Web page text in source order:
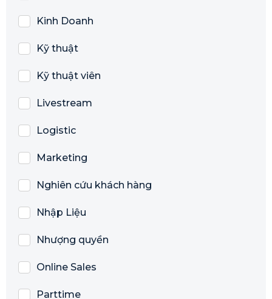
Kinh Doanh
Kỹ thuật
Kỹ thuật viên
Livestream
Logistic
Marketing
Nghiên cứu khách hàng
Nhập Liệu
Nhượng quyền
Online Sales
Parttime